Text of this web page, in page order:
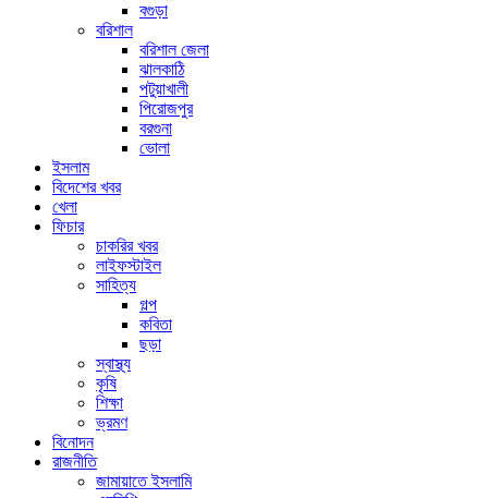
বগুড়া
বরিশাল
বরিশাল জেলা
ঝালকাঠি
পটুয়াখালী
পিরোজপুর
বরগুনা
ভোলা
ইসলাম
বিদেশের খবর
খেলা
ফিচার
চাকরির খবর
লাইফস্টাইল
সাহিত্য
গল্প
কবিতা
ছড়া
স্বাস্থ্য
কৃষি
শিক্ষা
ভ্রমণ
বিনোদন
রাজনীতি
জামায়াতে ইসলামি